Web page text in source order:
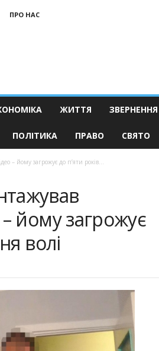
ПРО НАС
ЖИТТЯ ЗВЕРНЕННЯ
ПОЛІТИКА ПРАВО СВЯТО
– йому загрожує до п’яти років...
йому загрожує
волі